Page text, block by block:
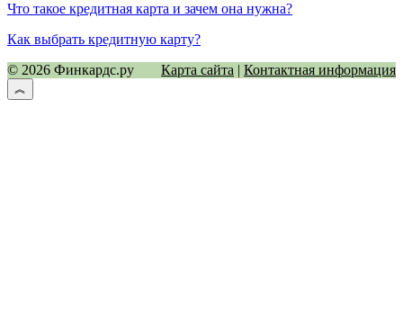
Что такое кредитная карта и зачем она нужна?
Как выбрать кредитную карту?
© 2026 Финкардс.ру
Карта сайта | Контактная информация